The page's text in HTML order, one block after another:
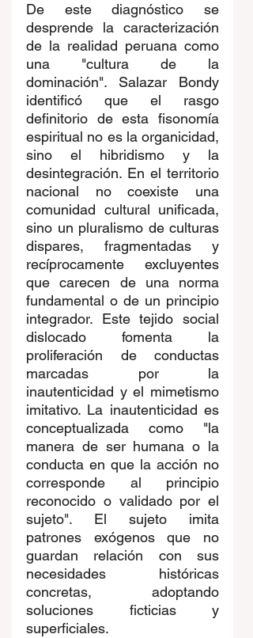
De este diagnóstico se
desprende la caracterización
de la realidad peruana como
una "cultura de la
dominación". Salazar Bondy
identificó que el rasgo
definitorio de esta fisonomía
espiritual no es la organicidad,
sino el hibridismo y la
desintegración. En el territorio
nacional no coexiste una
comunidad cultural unificada,
sino un pluralismo de culturas
dispares, fragmentadas y
recíprocamente excluyentes
que carecen de una norma
fundamental o de un principio
integrador. Este tejido social
dislocado fomenta la
proliferación de conductas
marcadas por la
inautenticidad y el mimetismo
imitativo. La inautenticidad es
conceptualizada como "la
manera de ser humana o la
conducta en que la acción no
corresponde al principio
reconocido o validado por el
sujeto". El sujeto imita
patrones exógenos que no
guardan relación con sus
necesidades históricas
concretas, adoptando
soluciones ficticias y
superficiales.